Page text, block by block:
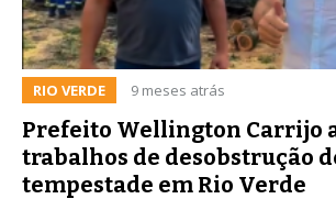
RIO VERDE 9 meses atrás
Prefeito Wellington Carrijo
trabalhos de desobstrução
tempestade em Rio Verde